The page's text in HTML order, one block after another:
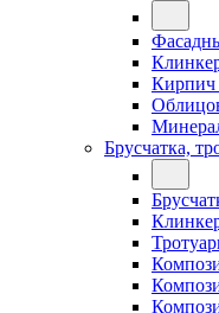
Кирпич
Брусчатка,